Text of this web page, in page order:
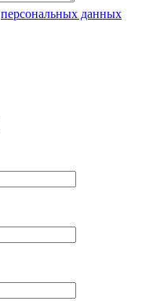
персональных данных